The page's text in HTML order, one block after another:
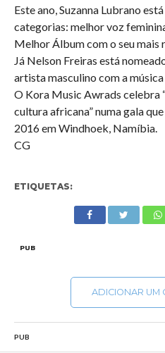
Este ano, Suzanna Lubrano
categorias: melhor voz
Melhor Álbum com o seu mais
Já Nelson Freiras está
artista masculino com a música
O Kora Music Awrads celebra
cultura africana” numa gala
2016 em Windhoek, Namíbia.
CG
ETIQUETAS:
PUB
ADICIONAR UM
PUB